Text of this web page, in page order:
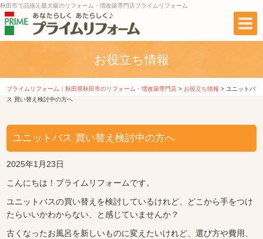
秋田市で品揃え最大級のリフォーム・増改築専門店プライムリフォーム
お役立ち情報
プライムリフォーム｜秋田県秋田市のリフォーム・増改築専門店 > お役立ち情報 > ユニットバ
ス 買い替え検討中の方へ
ユニットバス 買い替え検討中の方へ
2025年1月23日
こんにちは！プライムリフォームです。
ユニットバスの買い替えを検討しているけれど、どこから手をつけ
たらいいかわからない、と感じていませんか？
古くなったお風呂を新しいものに変えたいけれど、選び方や費用、